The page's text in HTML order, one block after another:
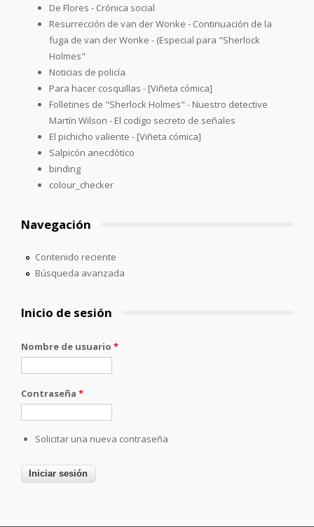
De Flores - Crónica social
Resurrección de van der Wonke - Continuación de la
fuga de van der Wonke - (Especial para "Sherlock
Holmes"
Noticias de policía
Para hacer cosquillas - [Viñeta cómica]
Folletines de "Sherlock Holmes" - Nuestro detective
Martín Wilson - El codigo secreto de señales
El pichicho valiente - [Viñeta cómica]
Salpicón anecdótico
binding
colour_checker
Navegación
Contenido reciente
Búsqueda avanzada
Inicio de sesión
Nombre de usuario *
Contraseña *
Solicitar una nueva contraseña